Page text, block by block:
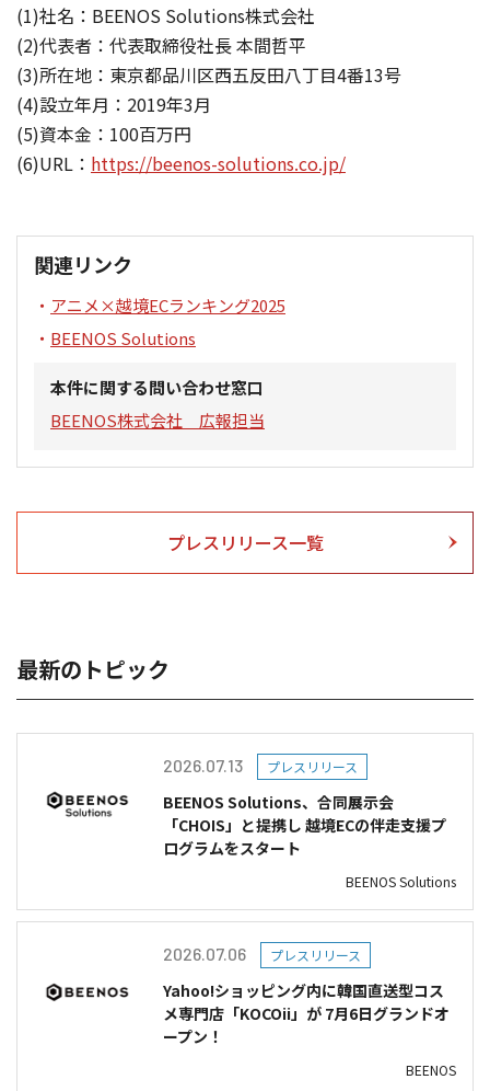
(1)社名：BEENOS Solutions株式会社
(2)代表者：代表取締役社長 本間哲平
(3)所在地：東京都品川区西五反田八丁目4番13号
(4)設立年月：2019年3月
(5)資本金：100百万円
(6)URL： https://beenos-solutions.co.jp/
関連リンク
アニメ×越境ECランキング2025
BEENOS Solutions
本件に関する問い合わせ窓口
BEENOS株式会社 広報担当
プレスリリース一覧
最新のトピック
2026.07.13 プレスリリース
BEENOS Solutions、合同展示会
「CHOIS」と提携し 越境ECの伴走支援プ
ログラムをスタート
BEENOS Solutions
2026.07.06 プレスリリース
Yahoo!ショッピング内に韓国直送型コス
メ専門店「KOCOii」が 7月6日グランドオ
ープン！
BEENOS